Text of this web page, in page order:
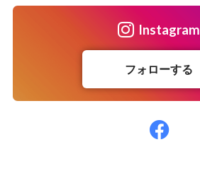
Instagram
フォローする